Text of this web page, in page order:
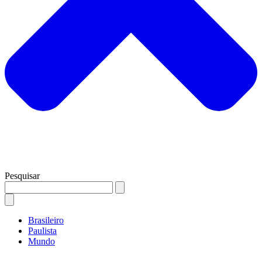
Pesquisar
Brasileiro
Paulista
Mundo